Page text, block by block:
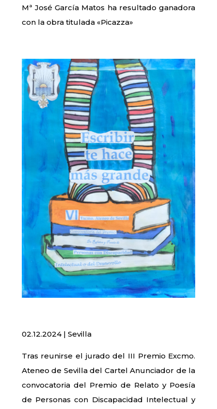
Mª José García Matos ha resultado ganadora
con la obra titulada «Picazza»
02.12.2024 | Sevilla
Tras reunirse el jurado del III Premio Excmo.
Ateneo de Sevilla del Cartel Anunciador de la
convocatoria del Premio de Relato y Poesía
de Personas con Discapacidad Intelectual y